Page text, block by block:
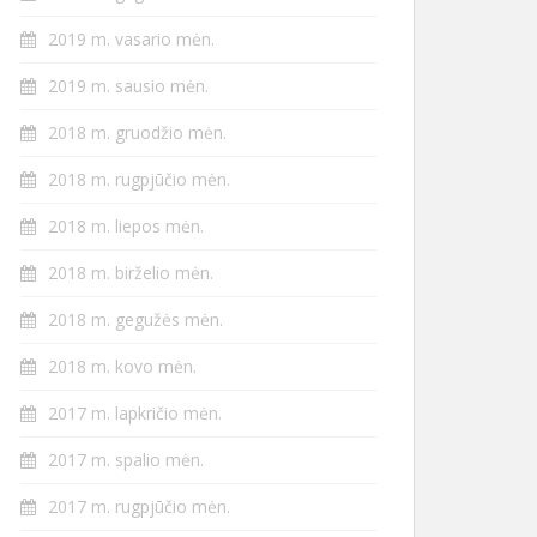
2019 m. vasario mėn.
2019 m. sausio mėn.
2018 m. gruodžio mėn.
2018 m. rugpjūčio mėn.
2018 m. liepos mėn.
2018 m. birželio mėn.
2018 m. gegužės mėn.
2018 m. kovo mėn.
2017 m. lapkričio mėn.
2017 m. spalio mėn.
2017 m. rugpjūčio mėn.